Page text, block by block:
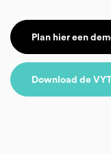
Plan hier een
Download de